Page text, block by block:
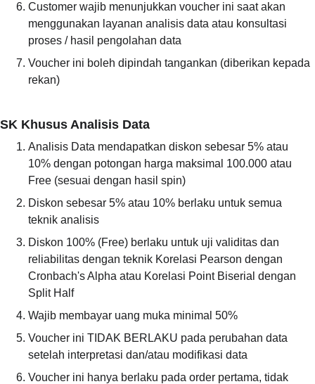
Customer wajib menunjukkan voucher ini saat akan
menggunakan layanan analisis data atau konsultasi
proses / hasil pengolahan data
Voucher ini boleh dipindah tangankan (diberikan kepada
rekan)
SK Khusus Analisis Data
Analisis Data mendapatkan diskon sebesar 5% atau
10% dengan potongan harga maksimal 100.000 atau
Free (sesuai dengan hasil spin)
Diskon sebesar 5% atau 10% berlaku untuk semua
teknik analisis
Diskon 100% (Free) berlaku untuk uji validitas dan
reliabilitas dengan teknik Korelasi Pearson dengan
Cronbach's Alpha atau Korelasi Point Biserial dengan
Split Half
Wajib membayar uang muka minimal 50%
Voucher ini TIDAK BERLAKU pada perubahan data
setelah interpretasi dan/atau modifikasi data
Voucher ini hanya berlaku pada order pertama, tidak